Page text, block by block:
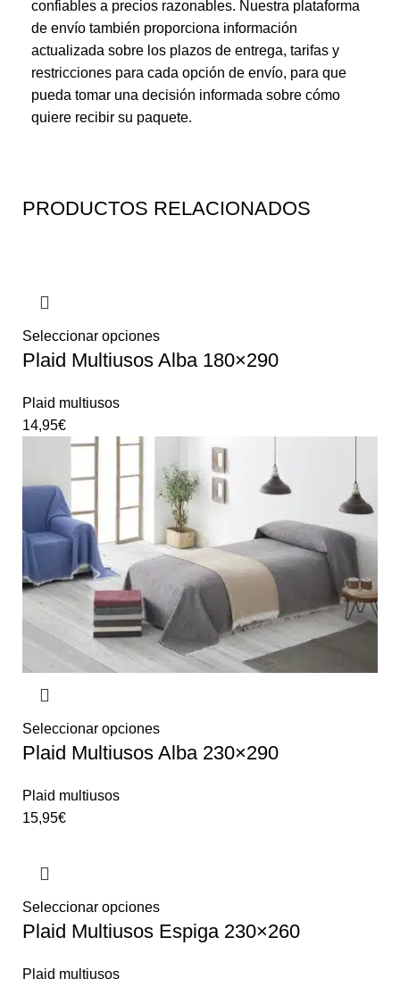
confiables a precios razonables. Nuestra plataforma
de envío también proporciona información
actualizada sobre los plazos de entrega, tarifas y
restricciones para cada opción de envío, para que
pueda tomar una decisión informada sobre cómo
quiere recibir su paquete.
PRODUCTOS RELACIONADOS
Seleccionar opciones
Plaid Multiusos Alba 180×290
Plaid multiusos
14,95€
Seleccionar opciones
Plaid Multiusos Alba 230×290
Plaid multiusos
15,95€
Seleccionar opciones
Plaid Multiusos Espiga 230×260
Plaid multiusos